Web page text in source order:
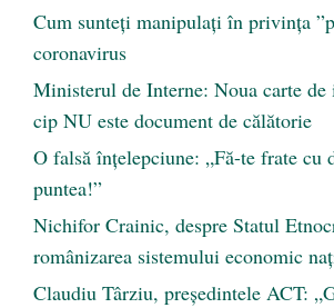
Cum sunteți manipulați în privința
coronavirus
Ministerul de Interne: Noua carte de
cip NU este document de călătorie
O falsă înțelepciune: „Fă-te frate cu
puntea!”
Nichifor Crainic, despre Statul
românizarea sistemului economic
Claudiu Târziu, președintele ACT: